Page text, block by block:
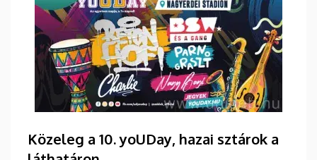
Közeleg a 10. yoUDay, hazai sztárok a